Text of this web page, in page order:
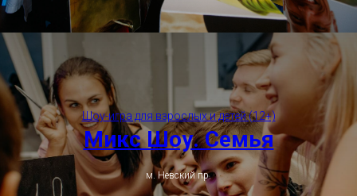
Шоу-игра для взрослых и детей (12+)
Микс Шоу. Семья
м. Невский пр.